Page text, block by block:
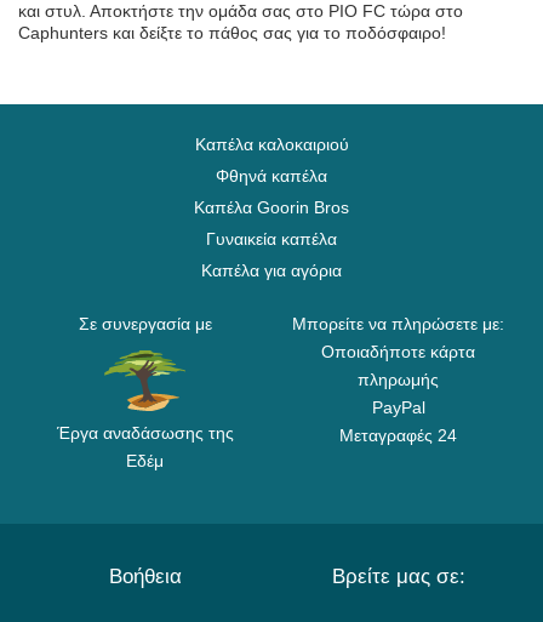
και στυλ. Αποκτήστε την ομάδα σας στο PIO FC τώρα στο
Caphunters και δείξτε το πάθος σας για το ποδόσφαιρο!
Καπέλα καλοκαιριού
Φθηνά καπέλα
Καπέλα Goorin Bros
Γυναικεία καπέλα
Καπέλα για αγόρια
Σε συνεργασία με
Έργα αναδάσωσης της
Εδέμ
Μπορείτε να πληρώσετε με:
Οποιαδήποτε κάρτα
πληρωμής
PayPal
Μεταγραφές 24
Βοήθεια Βρείτε μας σε: